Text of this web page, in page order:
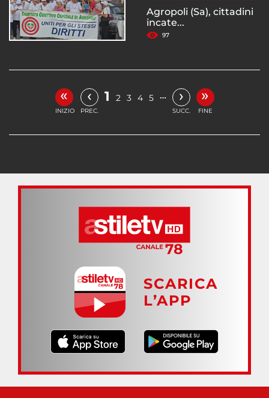
Agropoli (Sa), cittadini
incate...
97
«
INIZIO
‹
PREC.
1 2 3 4 5 … ›
SUCC.
»
FINE
SCARICA
L’APP